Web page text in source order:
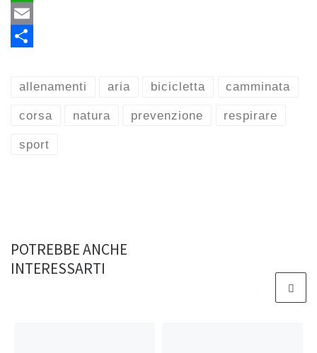
b
o
t
t
n
tn
W
hE
allenamenti aria bicicletta camminata
corsa natura prevenzione respirare
sport
POTREBBE ANCHE
INTERESSARTI